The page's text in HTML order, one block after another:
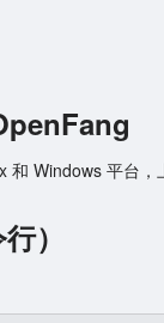
Windows 平台，
）